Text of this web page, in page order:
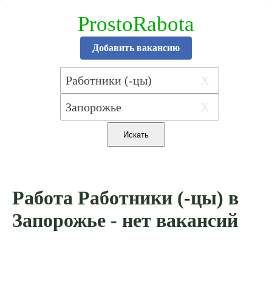
ProstoRabota
Добавить вакансию
X
X
Работа Работники (-цы) в
Запорожье - нет вакансий